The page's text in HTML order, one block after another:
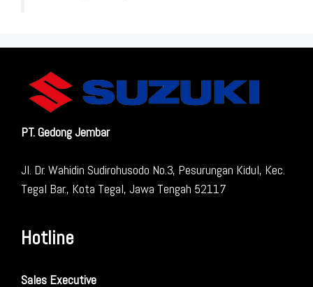
PT. Gedong Jembar
Jl. Dr. Wahidin Sudirohusodo No.3, Pesurungan Kidul, Kec.
Tegal Bar., Kota Tegal, Jawa Tengah 52117
Hotline
Sales Executive